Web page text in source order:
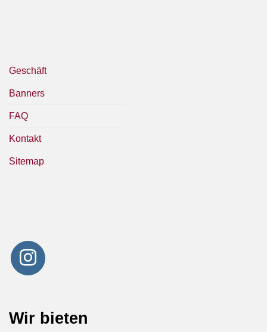
Geschäft
Banners
FAQ
Kontakt
Sitemap
Wir bieten